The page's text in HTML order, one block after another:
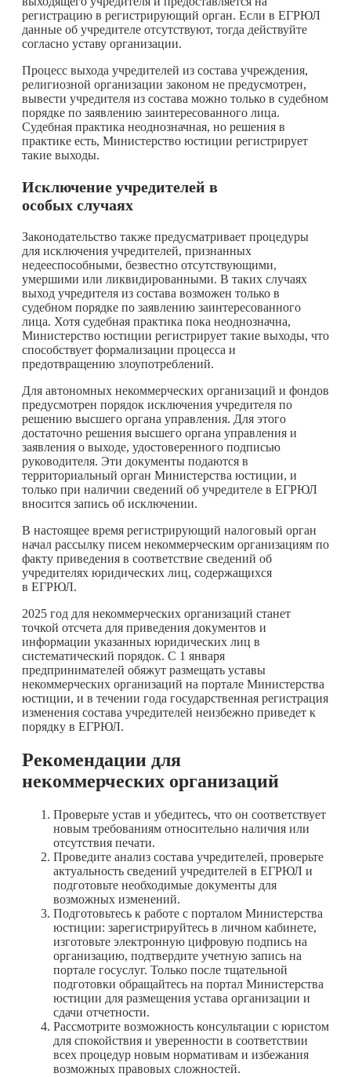
регистрацию в регистрирующий орган. Если в ЕГРЮЛ
данные об учредителе отсутствуют, тогда действуйте
согласно уставу организации.
Процесс выхода учредителей из состава учреждения,
религиозной организации законом не предусмотрен,
вывести учредителя из состава можно только в судебном
порядке по заявлению заинтересованного лица.
Судебная практика неоднозначная, но решения в
практике есть, Министерство юстиции регистрирует
такие выходы.
Исключение учредителей в
особых случаях
Законодательство также предусматривает процедуры
для исключения учредителей, признанных
недееспособными, безвестно отсутствующими,
умершими или ликвидированными. В таких случаях
выход учредителя из состава возможен только в
судебном порядке по заявлению заинтересованного
лица. Хотя судебная практика пока неоднозначна,
Министерство юстиции регистрирует такие выходы, что
способствует формализации процесса и
предотвращению злоупотреблений.
Для автономных некоммерческих организаций и фондов
предусмотрен порядок исключения учредителя по
решению высшего органа управления. Для этого
достаточно решения высшего органа управления и
заявления о выходе, удостоверенного подписью
руководителя. Эти документы подаются в
территориальный орган Министерства юстиции, и
только при наличии сведений об учредителе в ЕГРЮЛ
вносится запись об исключении.
В настоящее время регистрирующий налоговый орган
начал рассылку писем некоммерческим организациям по
факту приведения в соответствие сведений об
учредителях юридических лиц, содержащихся
в ЕГРЮЛ.
2025 год для некоммерческих организаций станет
точкой отсчета для приведения документов и
информации указанных юридических лиц в
систематический порядок. С 1 января
предпринимателей обяжут размещать уставы
некоммерческих организаций на портале Министерства
юстиции, и в течении года государственная регистрация
изменения состава учредителей неизбежно приведет к
порядку в ЕГРЮЛ.
Рекомендации для
некоммерческих организаций
Проверьте устав и убедитесь, что он соответствует
новым требованиям относительно наличия или
отсутствия печати.
Проведите анализ состава учредителей, проверьте
актуальность сведений учредителей в ЕГРЮЛ и
подготовьте необходимые документы для
возможных изменений.
Подготовьтесь к работе с порталом Министерства
юстиции: зарегистрируйтесь в личном кабинете,
изготовьте электронную цифровую подпись на
организацию, подтвердите учетную запись на
портале госуслуг. Только после тщательной
подготовки обращайтесь на портал Министерства
юстиции для размещения устава организации и
сдачи отчетности.
Рассмотрите возможность консультации с юристом
для спокойствия и уверенности в соответствии
всех процедур новым нормативам и избежания
возможных правовых сложностей.